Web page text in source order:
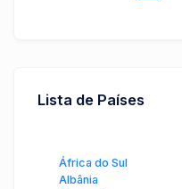
Lista de Países
África do Sul
Albânia